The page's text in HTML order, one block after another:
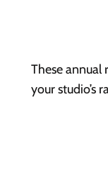
These annual
your studio’s